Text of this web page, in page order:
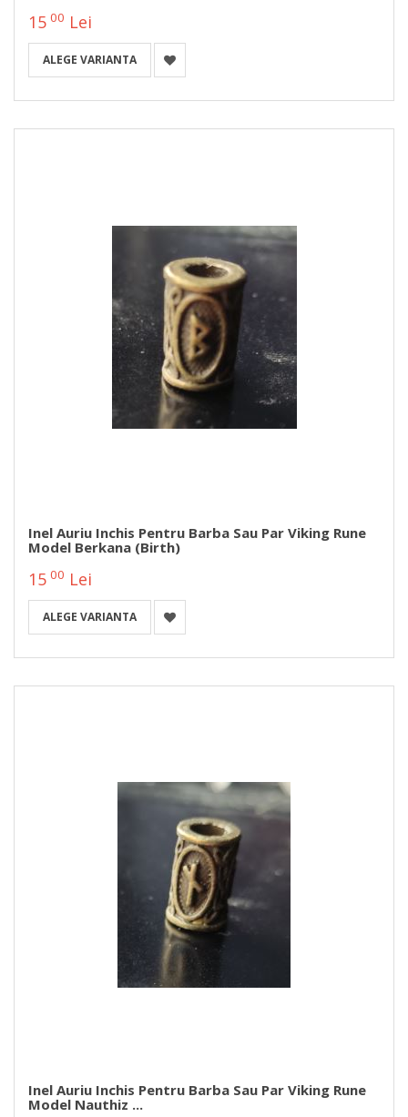
15 00 Lei
ALEGE VARIANTA
Inel Auriu Inchis Pentru Barba Sau Par Viking Rune
Model Berkana (Birth)
15 00 Lei
ALEGE VARIANTA
Inel Auriu Inchis Pentru Barba Sau Par Viking Rune
Model Nauthiz ...